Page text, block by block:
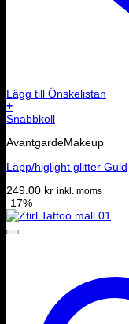
Lägg till Önskelistan
+
Snabbkoll
AvantgardeMakeup
Läpp/higlight glitter Guld
249.00 kr inkl. moms
-17%